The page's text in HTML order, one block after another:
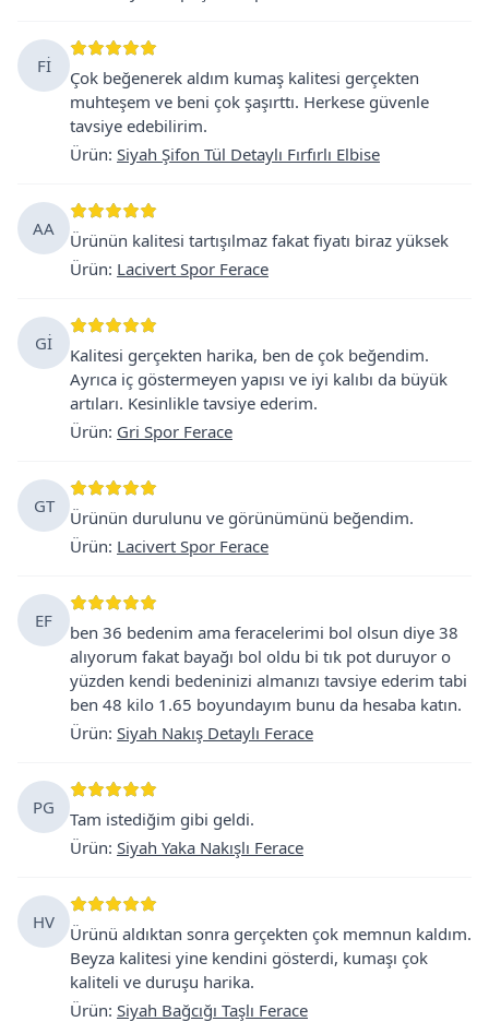
Fİ
Çok beğenerek aldım kumaş kalitesi gerçekten
muhteşem ve beni çok şaşırttı. Herkese güvenle
tavsiye edebilirim.
Ürün: Siyah Şifon Tül Detaylı Fırfırlı Elbise
AA
Ürünün kalitesi tartışılmaz fakat fiyatı biraz yüksek
Ürün: Lacivert Spor Ferace
Gİ
Kalitesi gerçekten harika, ben de çok beğendim.
Ayrıca iç göstermeyen yapısı ve iyi kalıbı da büyük
artıları. Kesinlikle tavsiye ederim.
Ürün: Gri Spor Ferace
GT
Ürünün durulunu ve görünümünü beğendim.
Ürün: Lacivert Spor Ferace
EF
ben 36 bedenim ama feracelerimi bol olsun diye 38
alıyorum fakat bayağı bol oldu bi tık pot duruyor o
yüzden kendi bedeninizi almanızı tavsiye ederim tabi
ben 48 kilo 1.65 boyundayım bunu da hesaba katın.
Ürün: Siyah Nakış Detaylı Ferace
PG
Tam istediğim gibi geldi.
Ürün: Siyah Yaka Nakışlı Ferace
HV
Ürünü aldıktan sonra gerçekten çok memnun kaldım.
Beyza kalitesi yine kendini gösterdi, kumaşı çok
kaliteli ve duruşu harika.
Ürün: Siyah Bağcığı Taşlı Ferace